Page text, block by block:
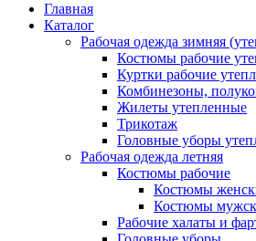
Главная
Каталог
Рабочая одежда зимняя
Костюмы рабочие
Куртки рабочие
Комбинезоны,
Жилеты утепленные
Трикотаж
Головные уборы
Рабочая одежда летняя
Костюмы рабочие
Костюмы
Костюмы
Рабочие халаты и